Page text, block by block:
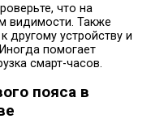
что на
видимости. Также
другому устройству и
помогает
смарт-часов.
пояса в